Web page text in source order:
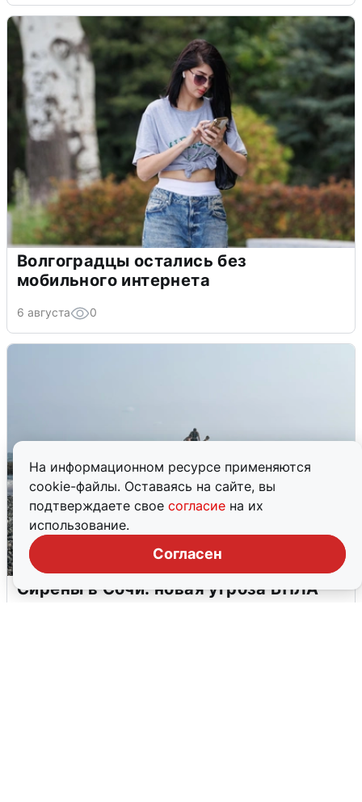
На информационном ресурсе применяются
cookie-файлы. Оставаясь на сайте, вы
подтверждаете свое согласие на их
использование.
Согласен
Волгоградцы остались без
мобильного интернета
6 августа 0
Сирены в Сочи: новая угроза БПЛА